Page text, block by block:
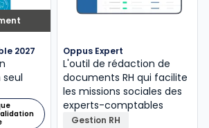
2027 Oppus Expert
L'outil de rédaction de
documents RH qui facilite
les missions sociales des
experts-comptables
Gestion RH